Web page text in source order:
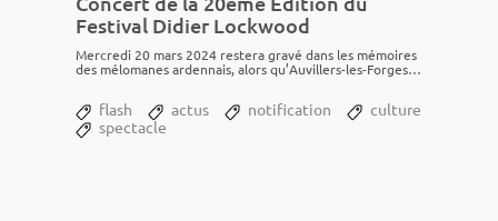
Festival Didier Lockwood
Mercredi 20 mars 2024 restera gravé dans les mémoires
des mélo­manes arden­nais, alors qu’Au­villers-les-Forges
flash actus notification
culture
spectacle